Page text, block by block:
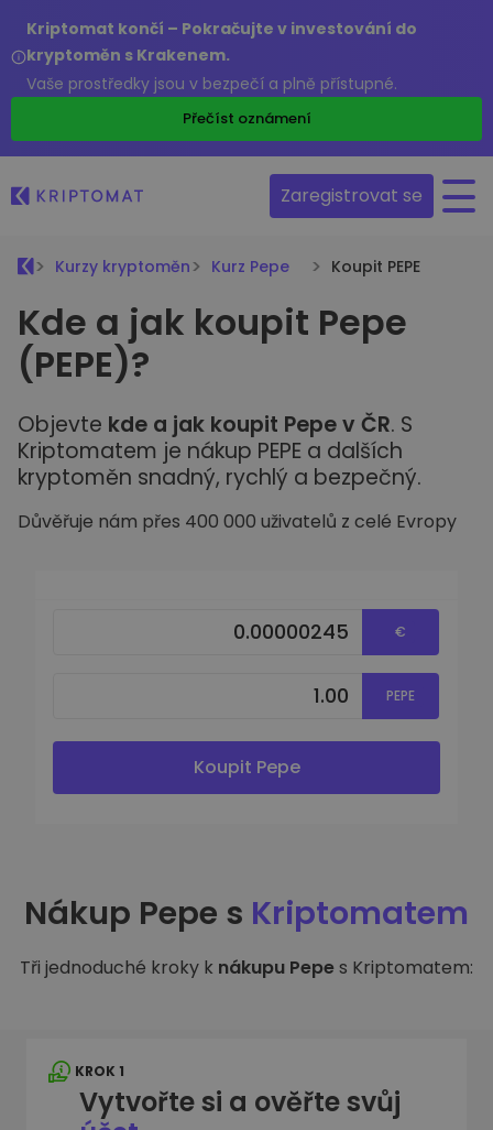
Kriptomat končí – Pokračujte v investování do
kryptoměn s Krakenem.
Vaše prostředky jsou v bezpečí a plně přístupné.
Přečíst oznámení
Zaregistrovat se
Kurzy kryptoměn Kurz Pepe Koupit PEPE
Kde a jak koupit Pepe
(PEPE)?
Objevte kde a jak koupit Pepe v ČR. S
Kriptomatem je nákup PEPE a dalších
kryptoměn snadný, rychlý a bezpečný.
Důvěřuje nám přes 400 000 uživatelů z celé Evropy
€
PEPE
Koupit Pepe
Nákup Pepe s Kriptomatem
Tři jednoduché kroky k nákupu Pepes Kriptomatem:
KROK 1
Vytvořte si a ověřte svůj